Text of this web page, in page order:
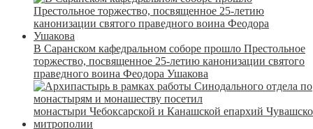
В Саранском кафедральном соборе прошло Престольное
торжество, посвященное 25-летию канонизации святого
праведного воина Феодора Ушакова